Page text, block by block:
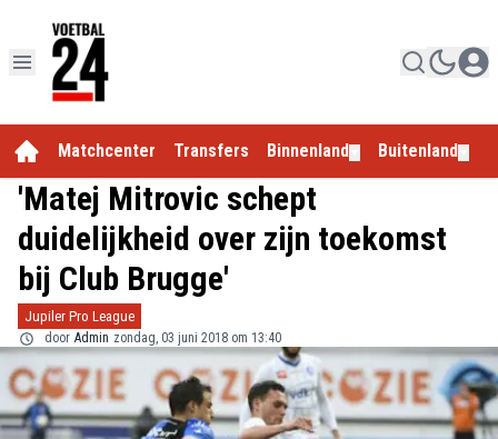
Matchcenter Transfers Binnenland Buitenland
'Matej Mitrovic schept
duidelijkheid over zijn toekomst
bij Club Brugge'
Jupiler Pro League
door Admin zondag, 03 juni 2018 om 13:40